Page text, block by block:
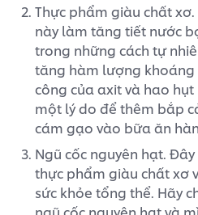
Thực phẩm giàu chất
này làm tăng tiết nước
trong những cách tự
tăng hàm lượng khoáng
công của axit và hao
một lý do để thêm bắp
cám gạo vào bữa ăn
Ngũ cốc nguyên hạt.
thực phẩm giàu chất xơ
sức khỏe tổng thể. Hãy
ngũ cốc nguyên hạt và